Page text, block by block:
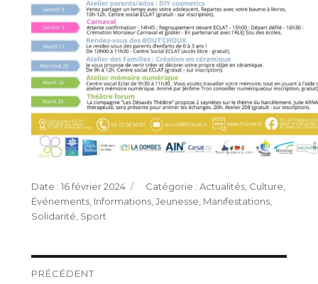
Publié
le
16 février 2024 Catégories
Actualités, Culture
Événements, Informations, Jeunesse Manifestations,
Solidarité Sport
Navigation
PRÉCÉDENT